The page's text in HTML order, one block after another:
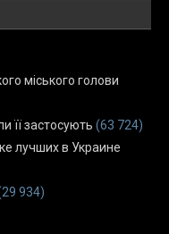
міського голови
її застосують (63 724)
лучших в Украине
934)